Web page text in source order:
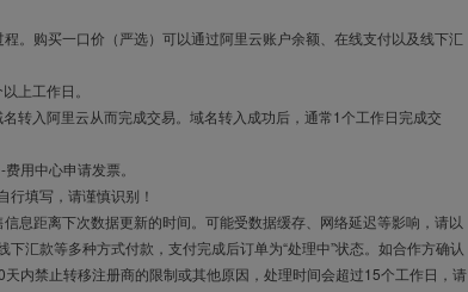
。购买一口价（严选）可以通过阿里云账户余额、在线支付以及线下汇
上工作日。
转入阿里云从而完成交易。域名转入成功后，通常1个工作日完成交
用中心申请发票。
行填写，请谨慎识别！
息距离下次数据更新的时间。可能受数据缓存、网络延迟等影响，请以
汇款等多种方式付款，支付完成后订单为“处理中”状态。如合作方确认
内禁止转移注册商的限制或其他原因，处理时间会超过15个工作日，请